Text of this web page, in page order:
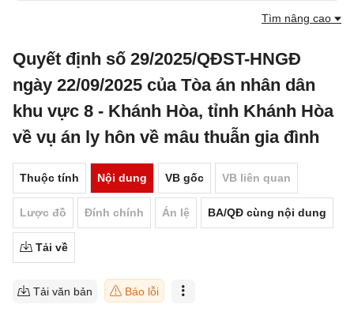
Tìm nâng cao
Quyết định số 29/2025/QĐST-HNGĐ
ngày 22/09/2025 của Tòa án nhân dân
khu vực 8 - Khánh Hòa, tỉnh Khánh Hòa
về vụ án ly hôn về mâu thuẫn gia đình
Thuộc tính Nội dung VB gốc VB liên quan
Lược đồ Đính chính Án lệ BA/QĐ cùng nội dung
Tải về
Tải văn bản Báo lỗi